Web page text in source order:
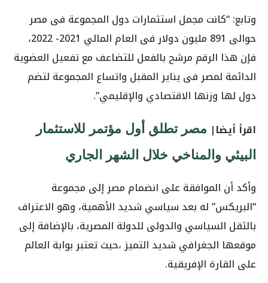
وتابع: “كانت مجمل استثمارات دول المجموعة فى مصر
حوالى 891 مليون دولار فى العام المالي 2021- 2022،
فإن هذا الرقم مرشح بالفعل للتضاعف مع تفعيل العضوية
الدائمة لمصر فى يناير المقبل واتساع المجموعة لتضم
دول لها وزنها الاقتصادي والإقليمي”.
اقرأ أيضا| مصر تطلق أول مؤتمر للاستثمار
البيئي والمناخي خلال الشهر الجاري
وأكد أن الموافقة على انضمام مصر إلى مجموعة
“البريكس” له بعد سياسي شديد الأهمية، وهو الاعتراف
بالثقل السياسي والدولى للدولة المصرية، بالإضافة إلى
موقعها الجغرافي شديد التميز ،حيث تعتبر بوابة العالم
على القارة الإفريقية.